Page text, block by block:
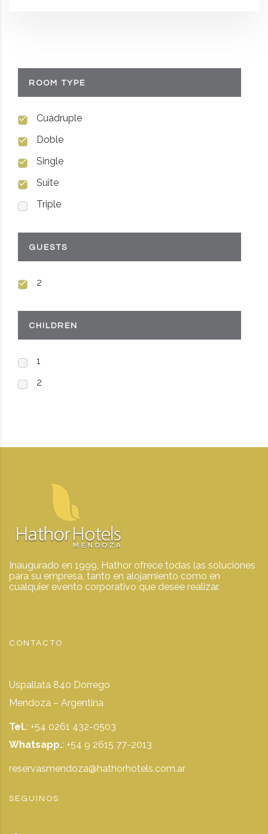
ROOM TYPE
Cuádruple
Doble
Single
Suite
Triple
GUESTS
2
CHILDREN
1
2
Inaugurado en 1999, Hathor ofrece todas las soluciones
para su empresa, tanto en alojamiento como en
cualquier evento corporativo que desee realizar.
CONTACTO
Uspallata 840 Dorrego
Mendoza – Argentina
Tel.: +54 0261 432-0503
Whatsapp.: +54 9 2615 77-2013
reservasmendoza@hathorhotels.com.ar
SEGUINOS